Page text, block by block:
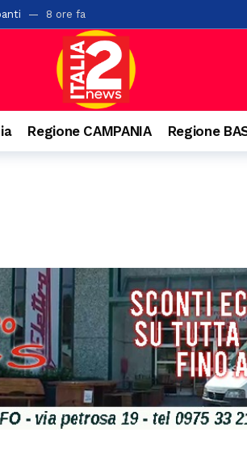
8 ore fa
lungo la Ss19 8 ore fa
di auto usate: imprenditore nei guai
ipotesi di una caduta mentre voleva
Terre del Bussento a Sapri 18 ore fa
Regione CAMPANIA Regione